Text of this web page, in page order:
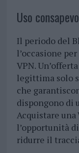
Uso
Il periodo del
l’occasione
VPN. Un’offerta
legittima solo
che
dispongono di
Acquistare
l’opportunità
ridurre il